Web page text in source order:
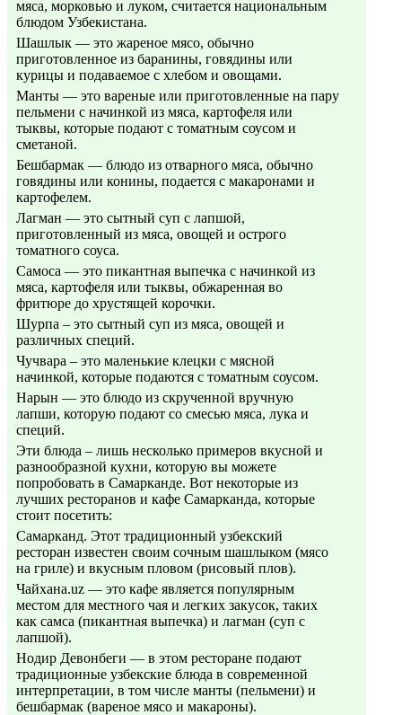
мяса, морковью и луком, считается национальным
блюдом Узбекистана.
Шашлык — это жареное мясо, обычно
приготовленное из баранины, говядины или
курицы и подаваемое с хлебом и овощами.
Манты — это вареные или приготовленные на пару
пельмени с начинкой из мяса, картофеля или
тыквы, которые подают с томатным соусом и
сметаной.
Бешбармак — блюдо из отварного мяса, обычно
говядины или конины, подается с макаронами и
картофелем.
Лагман — это сытный суп с лапшой,
приготовленный из мяса, овощей и острого
томатного соуса.
Самоса — это пикантная выпечка с начинкой из
мяса, картофеля или тыквы, обжаренная во
фритюре до хрустящей корочки.
Шурпа – это сытный суп из мяса, овощей и
различных специй.
Чучвара – это маленькие клецки с мясной
начинкой, которые подаются с томатным соусом.
Нарын — это блюдо из скрученной вручную
лапши, которую подают со смесью мяса, лука и
специй.
Эти блюда – лишь несколько примеров вкусной и
разнообразной кухни, которую вы можете
попробовать в Самарканде. Вот некоторые из
лучших ресторанов и кафе Самарканда, которые
стоит посетить:
Самарканд. Этот традиционный узбекский
ресторан известен своим сочным шашлыком (мясо
на гриле) и вкусным пловом (рисовый плов).
Чайхана.uz — это кафе является популярным
местом для местного чая и легких закусок, таких
как самса (пикантная выпечка) и лагман (суп с
лапшой).
Нодир Девонбеги — в этом ресторане подают
традиционные узбекские блюда в современной
интерпретации, в том числе манты (пельмени) и
бешбармак (вареное мясо и макароны).